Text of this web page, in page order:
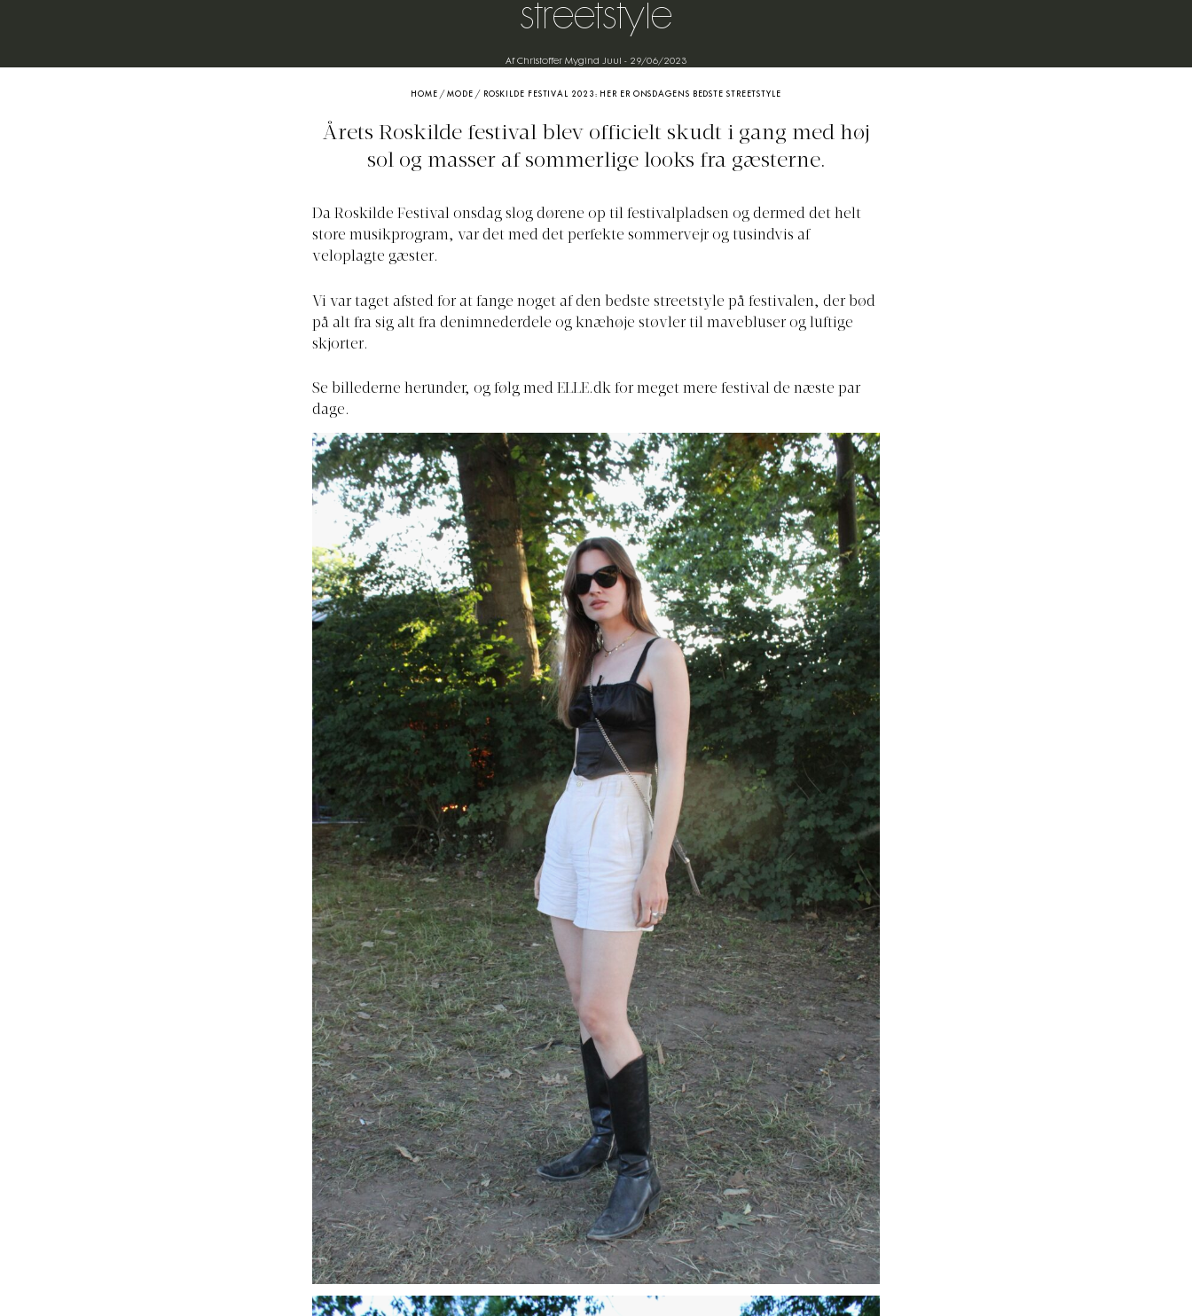
streetstyle
Af Christoffer Mygind Juul - 29/06/2023
HOME /MODE / ROSKILDE FESTIVAL 2023: HER ER ONSDAGENS BEDSTE STREETSTYLE
Årets Roskilde festival blev officielt skudt i gang med høj
sol og masser af sommerlige looks fra gæsterne.
Da Roskilde Festival onsdag slog dørene op til festivalpladsen og dermed det helt
store musikprogram, var det med det perfekte sommervejr og tusindvis af
veloplagte gæster.
Vi var taget afsted for at fange noget af den bedste streetstyle på festivalen, der bød
på alt fra sig alt fra denimnederdele og knæhøje støvler til mavebluser og luftige
skjorter.
Se billederne herunder, og følg med ELLE.dk for meget mere festival de næste par
dage.